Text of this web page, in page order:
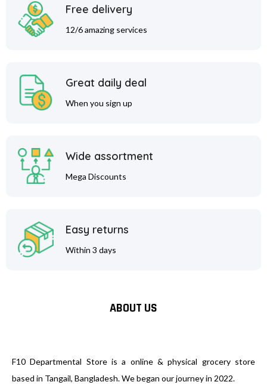
Free delivery
12/6 amazing services
Great daily deal
When you sign up
Wide assortment
Mega Discounts
Easy returns
Within 3 days
ABOUT US
F10 Departmental Store is a online & physical grocery store
based in Tangail, Bangladesh. We began our journey in 2022.